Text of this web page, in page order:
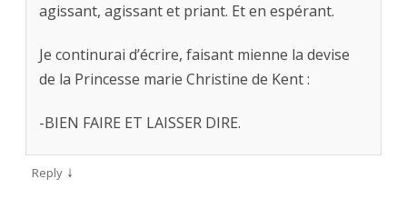
agissant, agissant et priant. Et en espérant.
Je continurai d’écrire, faisant mienne la devise
de la Princesse marie Christine de Kent :
-BIEN FAIRE ET LAISSER DIRE.
Reply ↓